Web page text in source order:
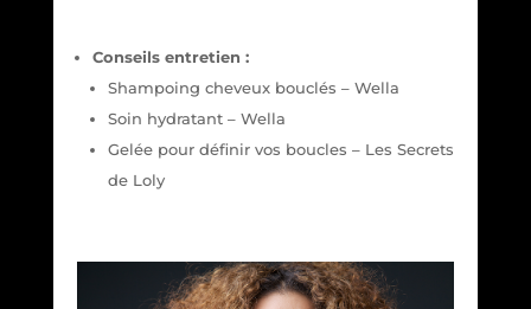
Conseils entretien :
Shampoing cheveux bouclés – Wella
Soin hydratant – Wella
Gelée pour définir vos boucles – Les Secrets
de Loly